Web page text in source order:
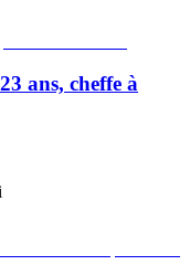
ans, cheffe à